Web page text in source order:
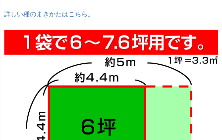
詳しい種のまきかたはこちら。